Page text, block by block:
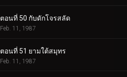
ตอนที่ 50 กับดักโจรสลัด
Feb. 11, 1987
ตอนที่ 51 ยามใต้สมุทร
Feb. 11, 1987